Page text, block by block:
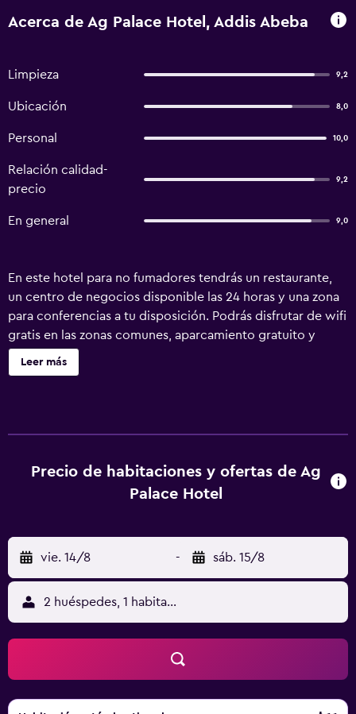
Acerca de Ag Palace Hotel, Addis Abeba
Limpieza 9,2
Ubicación 8,0
Personal 10,0
Relación calidad-
precio
9,2
En general 9,0
En este hotel para no fumadores tendrás un restaurante,
un centro de negocios disponible las 24 horas y una zona
para conferencias a tu disposición. Podrás disfrutar de wifi
gratis en las zonas comunes, aparcamiento gratuito y
servicio gratuito de traslado desde la estación de tren.
También encontrarás lavandería, servicio de recepción 24
zona de estar separada. Las camas tienen colchones Select
Comfort y están vestidas con sábanas italianas Frette. Se
ducha, artículos de higiene personal gratuitos y secador
de pelo. Los huéspedes pueden navegar por la web
gracias a nuestro acceso a Internet wifi gratis. Los
servicios para las personas de negocios incluyen
escritorio y teléfono. Se ofrece servicio de limpieza todos
los días.
Leer más
Precio de habitaciones y ofertas de Ag
Palace Hotel
vie. 14/8 - sáb. 15/8
2 huéspedes, 1 habitación